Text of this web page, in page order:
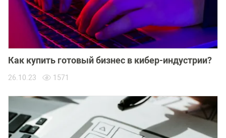
Как купить готовый бизнес в кибер-индустрии?
26.10.23 1571